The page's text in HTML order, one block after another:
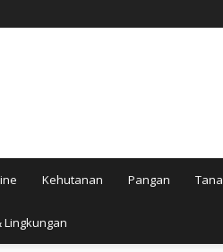
Kehutanan Pangan
Lingkungan